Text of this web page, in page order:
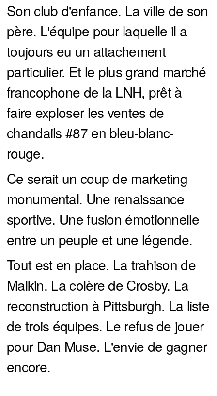
Son club d'enfance. La ville de son
père. L'équipe pour laquelle il a
toujours eu un attachement
particulier. Et le plus grand marché
francophone de la LNH, prêt à
faire exploser les ventes de
chandails #87 en bleu-blanc-
rouge.
Ce serait un coup de marketing
monumental. Une renaissance
sportive. Une fusion émotionnelle
entre un peuple et une légende.
Tout est en place. La trahison de
Malkin. La colère de Crosby. La
reconstruction à Pittsburgh. La liste
de trois équipes. Le refus de jouer
pour Dan Muse. L'envie de gagner
encore.